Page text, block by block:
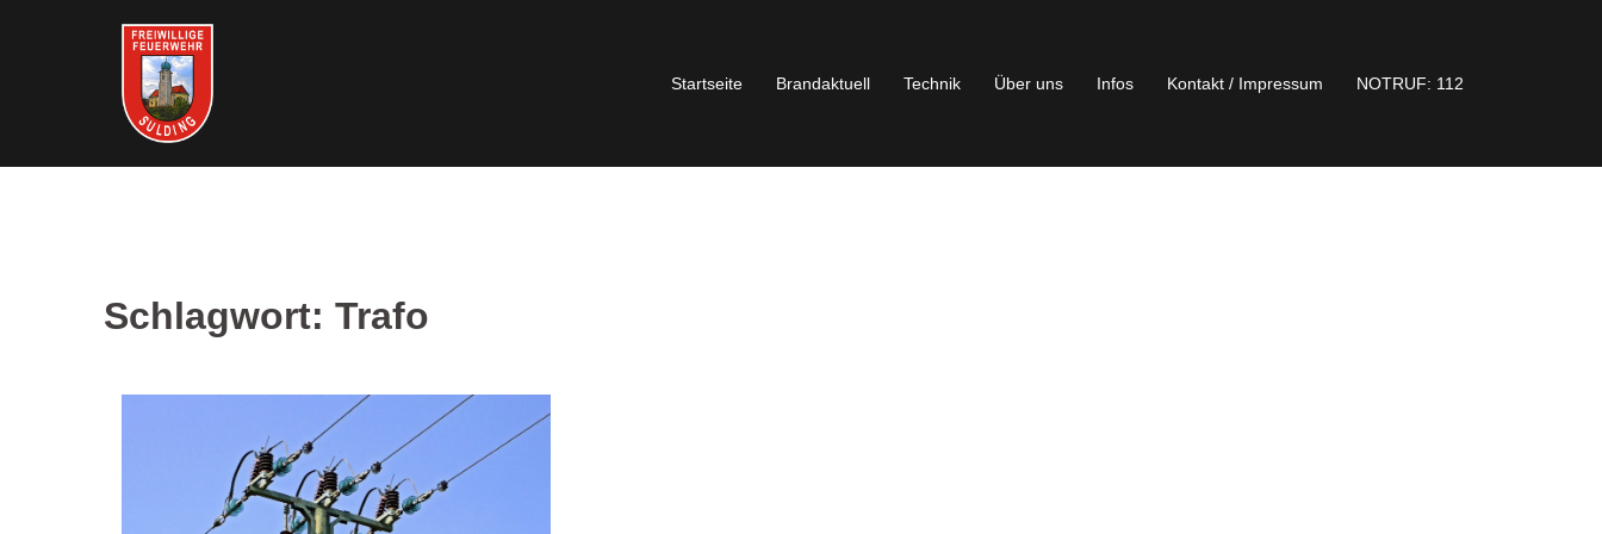
Startseite Brandaktuell Technik Über uns Infos Kontakt / Impressum NOTRUF: 112
Schlagwort: Trafo